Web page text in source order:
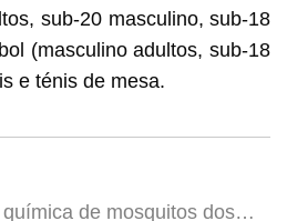
sub-20 masculino, sub-18
(masculino adultos, sub-18
e ténis de mesa.
de mosquitos dos